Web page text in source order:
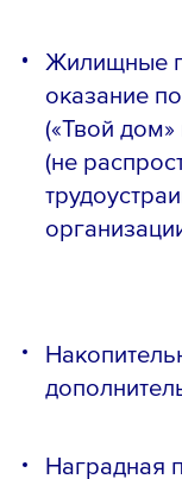
Жилищные
оказание
(«Твой
(не
Наградная